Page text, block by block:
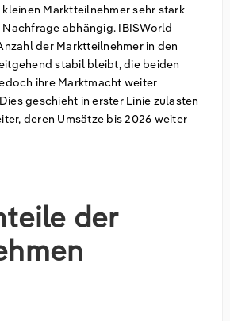
Marktteilnehmer sehr stark
abhängig. IBISWorld
der Marktteilnehmer in den
stabil bleibt, die beiden
ihre Marktmacht weiter
geschieht in erster Linie zulasten
deren Umsätze bis 2026 weiter
der